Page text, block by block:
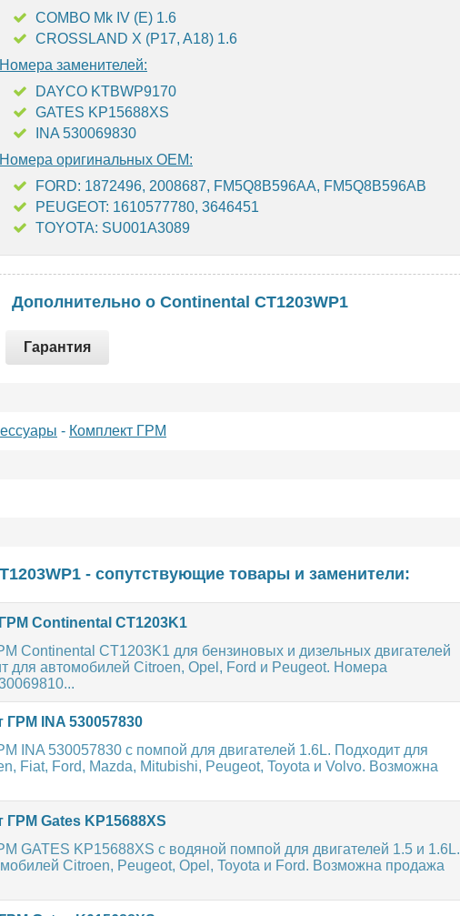
COMBO Mk IV (E) 1.6
CROSSLAND X (P17, A18) 1.6
Номера заменителей:
DAYCO KTBWP9170
GATES KP15688XS
INA 530069830
Номера оригинальных OEM:
FORD: 1872496, 2008687, FM5Q8B596AA, FM5Q8B596AB
PEUGEOT: 1610577780, 3646451
TOYOTA: SU001A3089
Дополнительно о Continental CT1203WP1
Гарантия
- Комплект ГРМ
- сопутствующие товары и заменители:
Continental CT1203K1
Continental CT1203K1 для бензиновых и дизельных двигателей
для автомобилей Citroen, Opel, Ford и Peugeot. Номера
ГРМ INA 530057830
INA 530057830 с помпой для двигателей 1.6L. Подходит для
Fiat, Ford, Mazda, Mitubishi, Peugeot, Toyota и Volvo. Возможна
ГРМ Gates KP15688XS
GATES KP15688XS с водяной помпой для двигателей 1.5 и 1.6L.
Citroen, Peugeot, Opel, Toyota и Ford. Возможна продажа